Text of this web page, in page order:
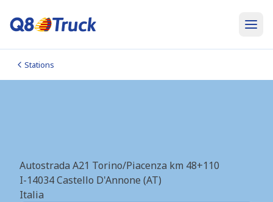
Stations
Autostrada A21 Torino/Piacenza km 48+110
I-14034Castello D'Annone (AT)
Italia